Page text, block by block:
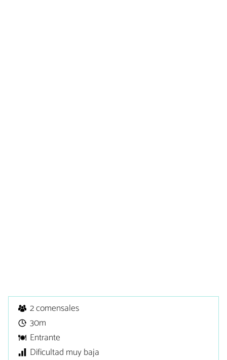
2 comensales
30m
Entrante
Dificultad muy baja